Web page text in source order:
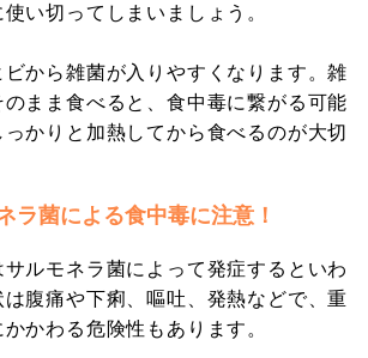
い切ってしまいましょう。
から雑菌が入りやすくなります。雑
まま食べると、食中毒に繋がる可能
かりと加熱してから食べるのが大切
ラ菌による食中毒に注意！
ルモネラ菌によって発症するといわ
腹痛や下痢、嘔吐、発熱などで、重
かわる危険性もあります。